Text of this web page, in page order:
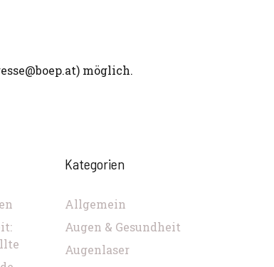
) möglich.
Kategorien
Allgemein
Augen & Gesundheit
Augenlaser